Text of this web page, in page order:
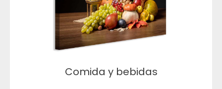
Comida y bebidas